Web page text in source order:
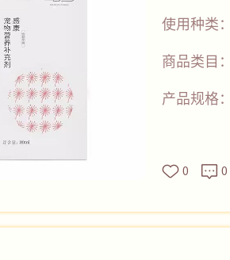
使用种类：
商品类目：
产品规格：
0 0